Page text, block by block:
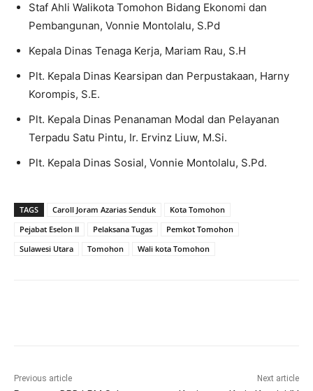
Staf Ahli Walikota Tomohon Bidang Ekonomi dan
Pembangunan, Vonnie Montolalu, S.Pd
Kepala Dinas Tenaga Kerja, Mariam Rau, S.H
Plt. Kepala Dinas Kearsipan dan Perpustakaan, Harny
Korompis, S.E.
Plt. Kepala Dinas Penanaman Modal dan Pelayanan
Terpadu Satu Pintu, Ir. Ervinz Liuw, M.Si.
Plt. Kepala Dinas Sosial, Vonnie Montolalu, S.Pd.
TAGS Caroll Joram Azarias Senduk
Kota Tomohon
Pejabat Eselon II
Pelaksana Tugas
Pemkot Tomohon
Sulawesi Utara
Tomohon Wali kota Tomohon
Previous article Next article